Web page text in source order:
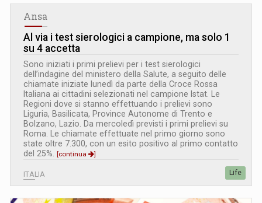
Ansa
Al via i test sierologici a campione, ma solo 1
su 4 accetta
Sono iniziati i primi prelievi per i test sierologici
dell’indagine del ministero della Salute, a seguito delle
chiamate iniziate lunedì da parte della Croce Rossa
Italiana ai cittadini selezionati nel campione Istat. Le
Regioni dove si stanno effettuando i prelievi sono
Liguria, Basilicata, Province Autonome di Trento e
Bolzano, Lazio. Da mercoledì previsti i primi prelievi su
Roma. Le chiamate effettuate nel primo giorno sono
state oltre 7.300, con un esito positivo al primo contatto
del 25%.
[continua ]
ITALIA Life